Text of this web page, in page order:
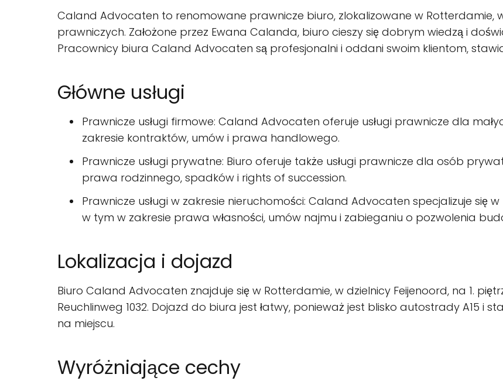
Caland Advocaten to renomowane prawnicze biuro, zlokalizowane w Rotterdamie, w
prawniczych. Założone przez Ewana Calanda, biuro cieszy się dobrym wiedzą i
Pracownicy biura Caland Advocaten są profesjonalni i oddani swoim klientom,
Główne usługi
Prawnicze usługi firmowe: Caland Advocaten oferuje usługi prawnicze dla
zakresie kontraktów, umów i prawa handlowego.
Prawnicze usługi prywatne: Biuro oferuje także usługi prawnicze dla osób
prawa rodzinnego, spadków i rights of succession.
Prawnicze usługi w zakresie nieruchomości: Caland Advocaten specjalizuje się
w tym w zakresie prawa własności, umów najmu i zabieganiu o pozwolenia
Lokalizacja i dojazd
Biuro Caland Advocaten znajduje się w Rotterdamie, w dzielnicy Feijenoord, na 1.
Reuchlinweg 1032. Dojazd do biura jest łatwy, ponieważ jest blisko autostrady A15 i
na miejscu.
Wyróżniające cechy